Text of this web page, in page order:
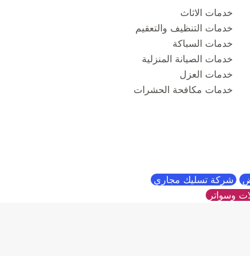
خدمات الاثاث
خدمات التنظيف والتعقيم
خدمات السباكة
خدمات الصيانة المنزلية
خدمات العزل
خدمات مكافحة الحشرات
شركة تسليك مجاري
وسواتر